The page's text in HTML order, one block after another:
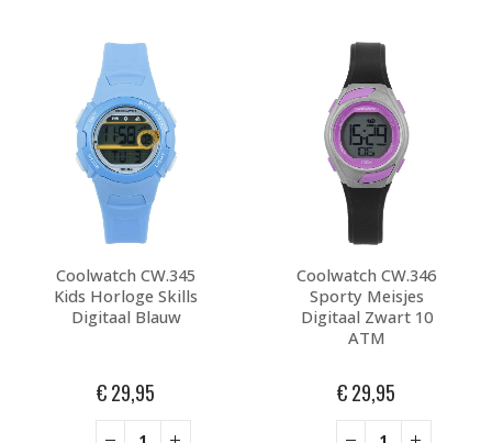
Coolwatch CW.345
Kids Horloge Skills
Digitaal Blauw
€29,95
Coolwatch CW.346
Sporty Meisjes
Digitaal Zwart 10
ATM
€29,95